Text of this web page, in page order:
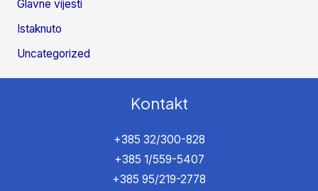
Glavne vijesti
Istaknuto
Uncategorized
Kontakt
+385 32/300-828
+385 1/559-5407
+385 95/219-2778